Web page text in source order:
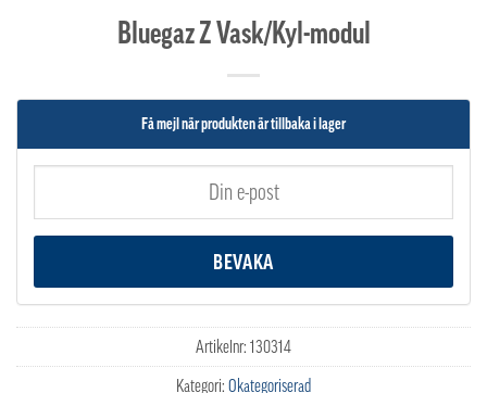
Bluegaz Z Vask/Kyl-modul
Få mejl när produkten är tillbaka i lager
Artikelnr: 130314
Kategori: Okategoriserad